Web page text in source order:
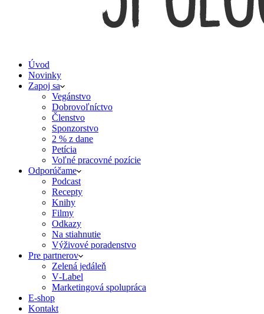
Úvod
Novinky
Zapoj sa
Vegánstvo
Dobrovoľníctvo
Členstvo
Sponzorstvo
2 % z dane
Petícia
Voľné pracovné pozície
Odporúčame
Podcast
Recepty
Knihy
Filmy
Odkazy
Na stiahnutie
Výživové poradenstvo
Pre partnerov
Zelená jedáleň
V‑Label
Marketingová spolupráca
E‑shop
Kontakt